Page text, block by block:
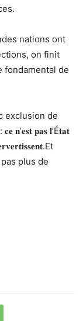
nations ont
on finit
fondamental de
exclusion de
𝐩𝐚𝐬 𝐥’É𝐭𝐚𝐭
plus de